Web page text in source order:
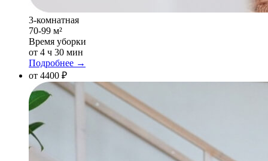
3-комнатная
70-99 м²
Время уборки
от 4 ч 30 мин
Подробнее →
от 4400 ₽